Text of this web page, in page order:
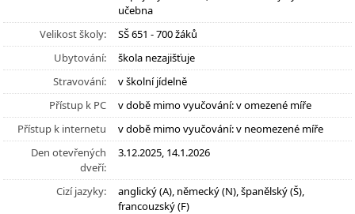
učebna
Velikost školy:
SŠ 651 - 700 žáků
Ubytování:
škola nezajišťuje
Stravování:
v školní jídelně
Přístup k PC
v době mimo vyučování: v omezené míře
Přístup k internetu
v době mimo vyučování: v neomezené míře
Den otevřených
dveří:
3.12.2025, 14.1.2026
Cizí jazyky:
anglický (A), německý (N), španělský (Š),
francouzský (F)